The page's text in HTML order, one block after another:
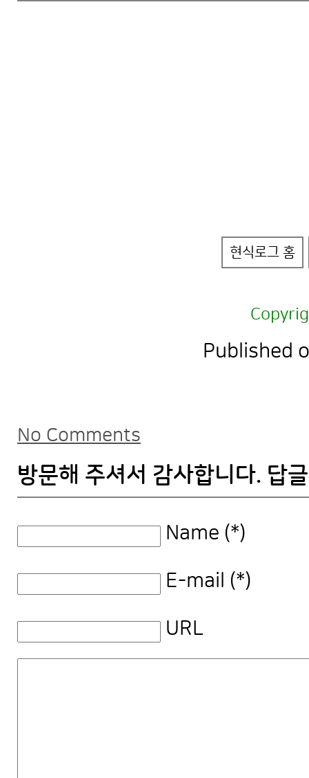
현식로그 홈
Published
No Comments
방문해 주셔서 감사합니다. 답
Name (*)
E-mail (*)
URL